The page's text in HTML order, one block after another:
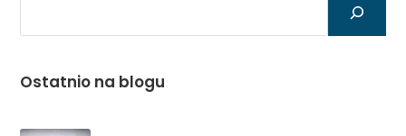
Ostatnio na blogu